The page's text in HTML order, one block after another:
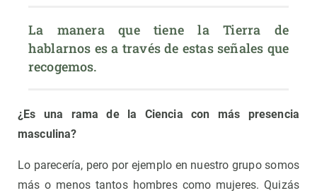
La manera que tiene la Tierra de
hablarnos es a través de estas señales que
recogemos.
¿Es una rama de la Ciencia con más presencia
masculina?
Lo parecería, pero por ejemplo en nuestro grupo somos
más o menos tantos hombres como mujeres. Quizás